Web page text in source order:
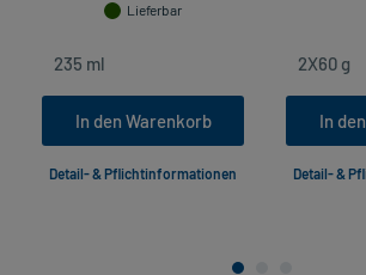
Lieferbar
In den Warenkorb
Detail- & Pflichtinformationen
In
Detail- &